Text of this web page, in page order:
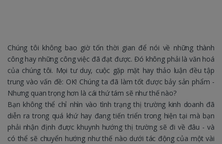
Chúng tôi không bao giờ tốn thời gian để nói về những thành
công hay những công việc đã đạt được. Đó không phải là văn hoá
của chúng tôi. Mọi tư duy, cuộc gặp mặt hay thảo luận đều tập
trung vào vấn đề: OK! Chúng ta đã làm tốt được bảy sản phẩm -
Nhưng quan trọng hơn là cái thứ tám sẽ như thế nào?
Bạn không thể chỉ nhìn vào tình trạng thị trường kinh doanh đã
diễn ra trong quá khứ hay đang tiến triển trong hiện tại mà bạn
phải nhận định được khuynh hướng thị trường sẽ đi về đâu - và
có thể sẽ chuyển hướng như thế nào dưới tác động của một vài